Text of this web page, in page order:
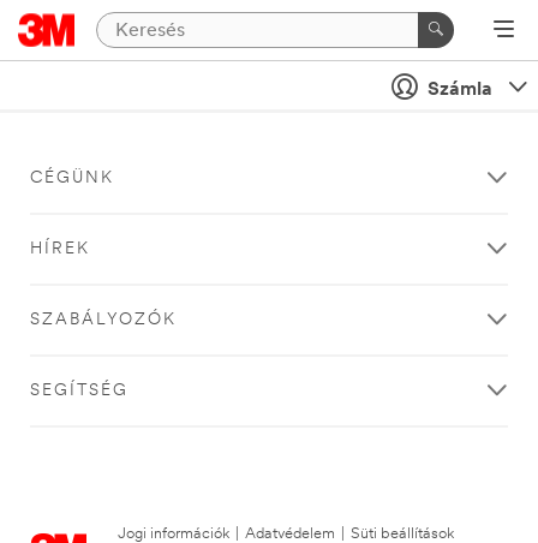
Számla
CÉGÜNK
HÍREK
SZABÁLYOZÓK
SEGÍTSÉG
Jogi információk Adatvédelem
Süti beállítások